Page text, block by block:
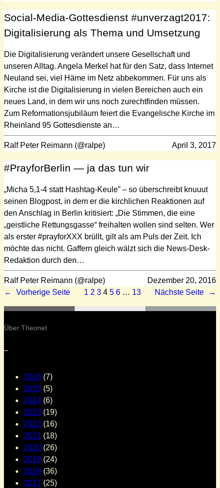
Social-Media-Gottesdienst #unverzagt2017:
Digitalisierung als Thema und Umsetzung
Die Digitalisierung verändert unsere Gesellschaft und
unseren Alltag. Angela Merkel hat für den Satz, dass Internet
Neuland sei, viel Häme im Netz abbekommen. Für uns als
Kirche ist die Digitalisierung in vielen Bereichen auch ein
neues Land, in dem wir uns noch zurechtfinden müssen.
Zum Reformationsjubiläum feiert die Evangelische Kirche im
Rheinland 95 Gottesdienste an…
Ralf Peter Reimann (@ralpe) April 3, 2017
#PrayforBerlin — ja das tun wir
„Micha 5,1-4 statt Hashtag-Keule” – so überschreibt knuuut
seinen Blogpost, in dem er die kirchlichen Reaktionen auf
den Anschlag in Berlin kritisiert: „Die Stimmen, die eine
„geistliche Rettungsgasse“ freihalten wollen sind selten. Wer
als erster #prayforXXX brüllt, gilt als am Puls der Zeit. Ich
möchte das nicht. Gaffern gleich wälzt sich die News-Desk-
Redaktion durch den…
Ralf Peter Reimann (@ralpe)
Dezember 20, 2016
←
Vorherige Seite 1 2 3 4 5 6 … 13 Nächste Seite →
Über Theonet
–
2026 (7)
2025 (5)
2024 (6)
2023 (19)
2022 (16)
2021 (18)
2020 (26)
2019 (24)
2018 (36)
2017 (25)